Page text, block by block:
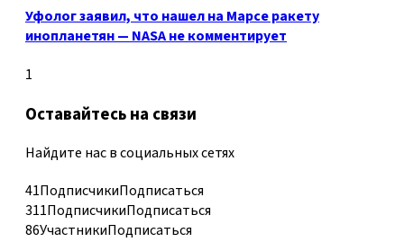
Уфолог заявил, что нашел на Марсе ракету
инопланетян — NASA не комментирует
1
Оставайтесь на связи
Найдите нас в социальных сетях
41ПодписчикиПодписаться
311ПодписчикиПодписаться
86УчастникиПодписаться